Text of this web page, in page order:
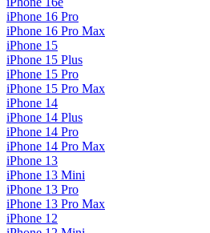
iPhone 16 Pro
iPhone 16 Pro Max
iPhone 15
iPhone 15 Plus
iPhone 15 Pro
iPhone 15 Pro Max
iPhone 14
iPhone 14 Plus
iPhone 14 Pro
iPhone 14 Pro Max
iPhone 13
iPhone 13 Mini
iPhone 13 Pro
iPhone 13 Pro Max
iPhone 12